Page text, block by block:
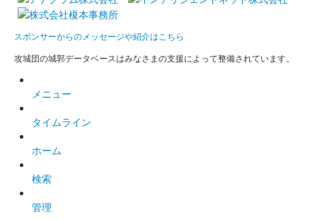
スポンサーからのメッセージや紹介はこちら
攻城団の城郭データベースはみなさまの支援によって整備されています。
メニュー
タイムライン
ホーム
検索
管理